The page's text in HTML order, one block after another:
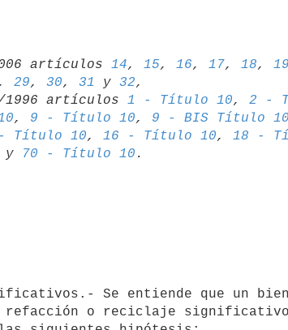
artículos 14, 15, 16, 17, 18, 19
, 29, 30, 31 y 32,
1996 artículos
1 - Título 10, 2 -
, 9 - Título 10, 9 - BIS Título 10
Título 10, 16 - Título 10, 18 -
y 70 - Título 10
refacción o reciclaje